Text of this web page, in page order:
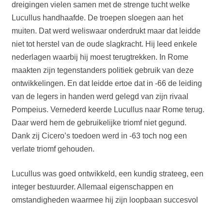
dreigingen vielen samen met de strenge tucht welke
Lucullus handhaafde. De troepen sloegen aan het
muiten. Dat werd weliswaar onderdrukt maar dat leidde
niet tot herstel van de oude slagkracht. Hij leed enkele
nederlagen waarbij hij moest terugtrekken. In Rome
maakten zijn tegenstanders politiek gebruik van deze
ontwikkelingen. En dat leidde ertoe dat in -66 de leiding
van de legers in handen werd gelegd van zijn rivaal
Pompeius. Vernederd keerde Lucullus naar Rome terug.
Daar werd hem de gebruikelijke triomf niet gegund.
Dank zij Cicero’s toedoen werd in -63 toch nog een
verlate triomf gehouden.
Lucullus was goed ontwikkeld, een kundig strateeg, een
integer bestuurder. Allemaal eigenschappen en
omstandigheden waarmee hij zijn loopbaan succesvol